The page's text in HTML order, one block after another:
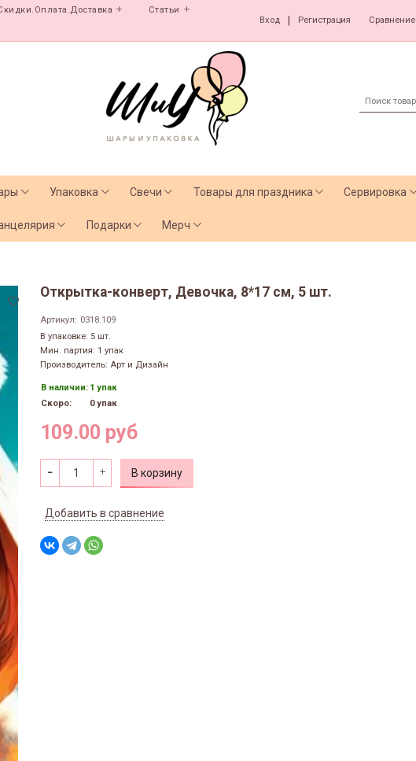
Статьи
Вход Регистрация Сравнение
Упаковка Свечи Товары для праздника Сервировка
Подарки Мерч
Открытка-конверт, Девочка, 8*17 см, 5 шт.
Артикул: 0318.109
В упаковке: 5 шт.
Мин. партия: 1 упак
Производитель: Арт и Дизайн
В наличии: 1 упак
Скоро:
0 упак
109.00 руб
В корзину
Добавить в сравнение